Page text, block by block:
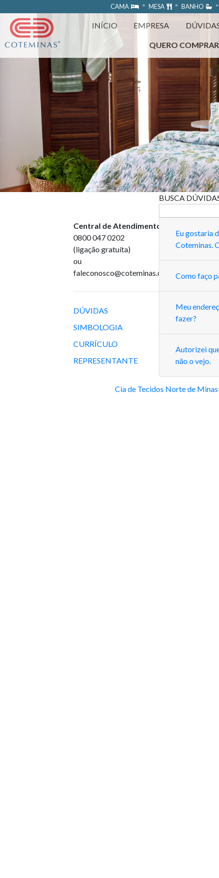
https://www.coteminas.com.br/desenv-web/htm11/
CAMA º MESA º BANHO
INÍCIO EMPRESA
QUERO COMPRAR
BUSCA
Central de Atendimento
0800 047 0202
(ligação gratuíta)
ou
faleconosco@coteminas.com.br
DÚVIDAS
SIMBOLOGIA
CURRÍCULO
REPRESENTANTE
Eu gostaria
Coteminas.
Como faço
Meu
fazer?
Autorizei
não o vejo.
Cia de Tecidos Norte de Minas